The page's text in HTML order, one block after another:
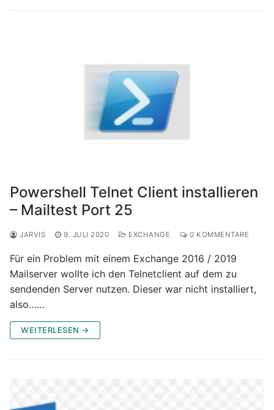
Powershell Telnet Client installieren
– Mailtest Port 25
JARVIS 9. JULI 2020 EXCHANGE 0 KOMMENTARE
Für ein Problem mit einem Exchange 2016 / 2019
Mailserver wollte ich den Telnetclient auf dem zu
sendenden Server nutzen. Dieser war nicht installiert,
also……
WEITERLESEN →